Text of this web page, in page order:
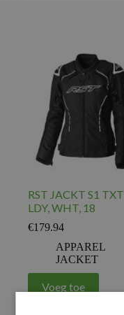
RST JACKT S1 TXT
LDY, WHT, 18
€179.94
APPAREL
JACKET
Voeg toe